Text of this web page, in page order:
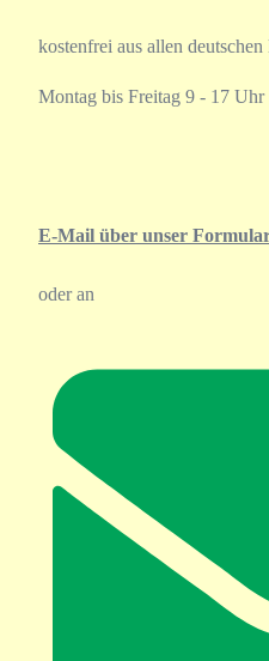
kostenfrei aus allen deutschen
Montag bis Freitag 9 - 17 Uhr
E-Mail über unser
oder an